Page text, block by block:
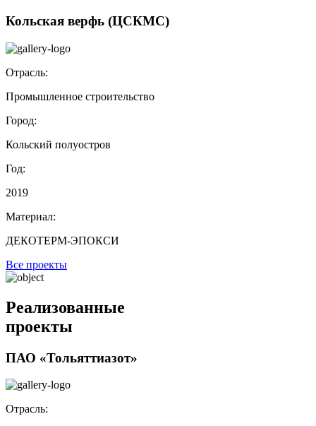
Кольская верфь (ЦСКМС)
Отрасль:
Промышленное строительство
Город:
Кольский полуостров
Год:
2019
Материал:
ДЕКОТЕРМ-ЭПОКСИ
Все проекты
Реализованные
проекты
ПАО «Тольяттиазот»
Отрасль: